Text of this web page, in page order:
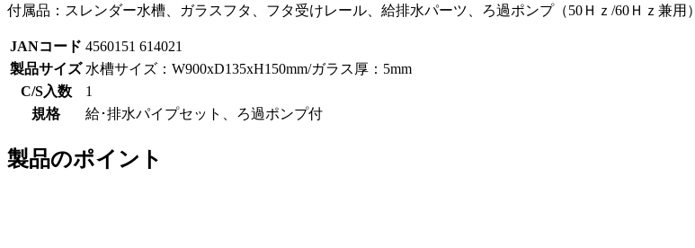
付属品：スレンダー水槽、ガラスフタ、フタ受けレール、給排水パーツ、ろ過ポンプ（50Ｈｚ/60Ｈｚ兼用）
JANコード 4560151 614021
製品サイズ 水槽サイズ：W900xD135xH150mm/ガラス厚：5mm
C/S入数
1
規格
給･排水パイプセット、ろ過ポンプ付
製品のポイント